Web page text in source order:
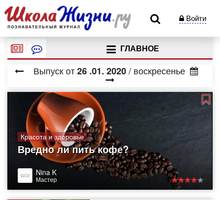
Войти
ГЛАВНОЕ
Выпуск от26 .01. 2020 / воскресенье
Красота и здоровье
Вредно ли пить кофе?
Nina K
Мастер